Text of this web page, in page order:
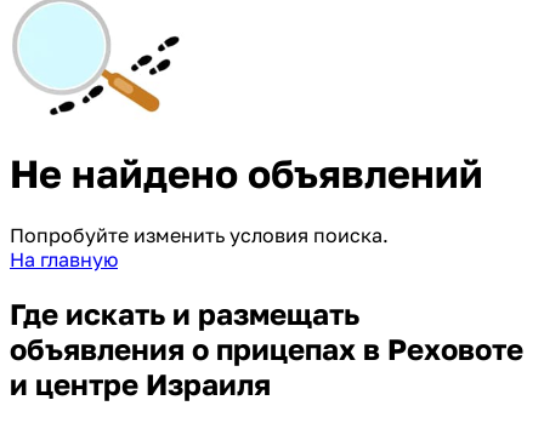
Не найдено объявлений
Попробуйте изменить условия поиска.
На главную
Где искать и размещать
объявления о прицепах в Реховоте
и центре Израиля